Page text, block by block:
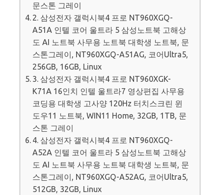
문스톤 그레이
2. 삼성전자 갤럭시북4 프로 NT960XGQ-
A51A 인텔 코어 울트라 5 삼성노트북 고해상
도 AI 노트북 사무용 노트북 대학생 노트북, 문
스톤그레이, NT960XGQ-A51AG, 코어Ultra5,
256GB, 16GB, Linux
3. 삼성전자 갤럭시북4 프로 NT960XGK-
K71A 16인치 인텔 울트라7 영상편집 사무용
코딩용 대학생 고사양 120Hz 터치스크린 윈
도우11 노트북, WIN11 Home, 32GB, 1TB, 문
스톤 그레이
4. 삼성전자 갤럭시북4 프로 NT960XGQ-
A52A 인텔 코어 울트라 5 삼성노트북 고해상
도 AI 노트북 사무용 노트북 대학생 노트북, 문
스톤그레이, NT960XGQ-A52AG, 코어Ultra5,
512GB, 32GB, Linux